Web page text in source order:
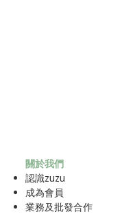
關於我們
認識zuzu
成為會員
業務及批發合作